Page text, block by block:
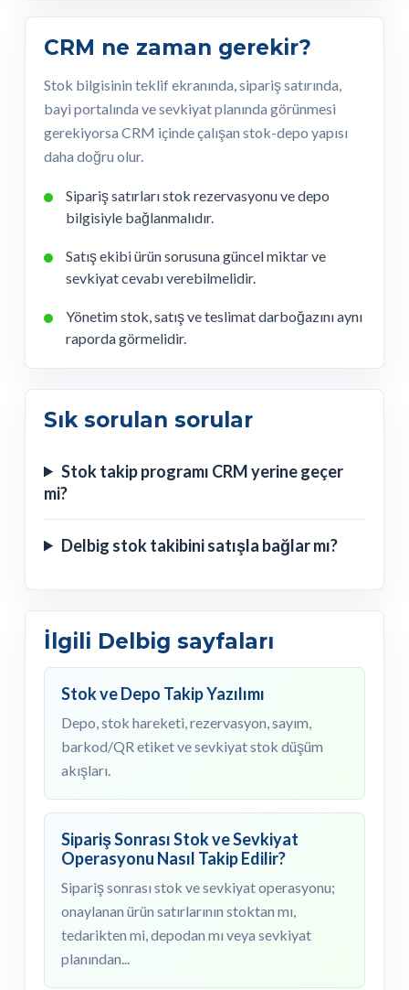
CRM ne zaman gerekir?
Stok bilgisinin teklif ekranında, sipariş satırında,
bayi portalında ve sevkiyat planında görünmesi
gerekiyorsa CRM içinde çalışan stok-depo yapısı
daha doğru olur.
Sipariş satırları stok rezervasyonu ve depo
bilgisiyle bağlanmalıdır.
Satış ekibi ürün sorusuna güncel miktar ve
sevkiyat cevabı verebilmelidir.
Yönetim stok, satış ve teslimat darboğazını aynı
raporda görmelidir.
Sık sorulan sorular
Stok takip programı CRM yerine geçer
mi?
Delbig stok takibini satışla bağlar mı?
İlgili Delbig sayfaları
Stok ve Depo Takip Yazılımı
Depo, stok hareketi, rezervasyon, sayım,
barkod/QR etiket ve sevkiyat stok düşüm
akışları.
Sipariş Sonrası Stok ve Sevkiyat
Operasyonu Nasıl Takip Edilir?
Sipariş sonrası stok ve sevkiyat operasyonu;
onaylanan ürün satırlarının stoktan mı,
tedarikten mi, depodan mı veya sevkiyat
planından...